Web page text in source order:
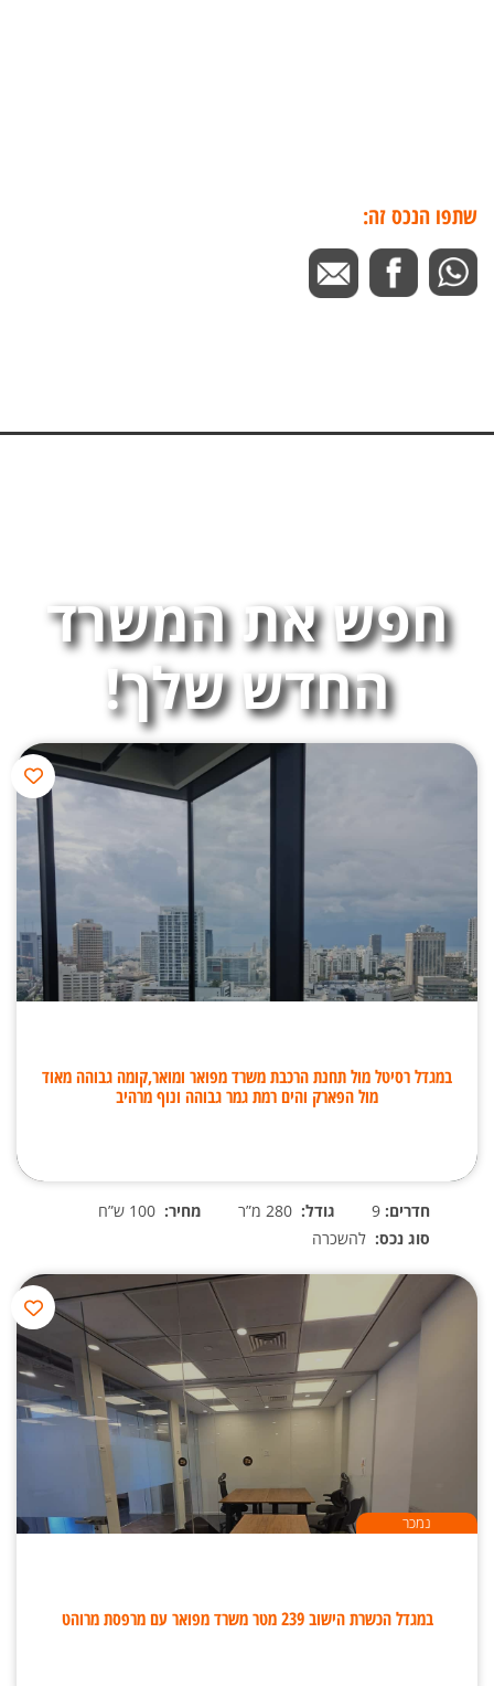
שתפו הנכס זה:
חפש את המשרד
החדש שלך!
במגדל רסיטל מול תחנת הרכבת משרד מפואר ומואר,קומה גבוהה מאוד
מול הפארק והים רמת גמר גבוהה ונוף מרהיב
חדרים: גודל: מחיר:
סוג נכס: להשכרה
נמכר
במגדל הכשרת הישוב 239 מטר משרד מפואר עם מרפסת מרוהט